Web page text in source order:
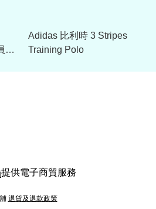
版
Adidas 比利時 3 Stripes
Training Polo
提供電子商貿服務
退貨及退款政策